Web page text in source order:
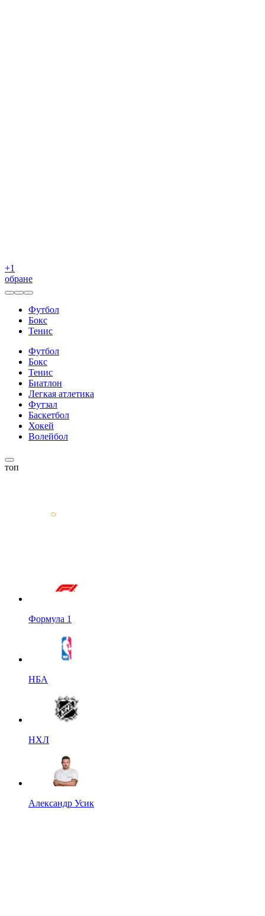
+1
обране
Футбол
Бокс
Тенис
Футбол
Бокс
Тенис
Биатлон
Легкая атлетика
Футзал
Баскетбол
Хокей
Волейбол
топ
Формула 1
НБА
НХЛ
Александр Усик